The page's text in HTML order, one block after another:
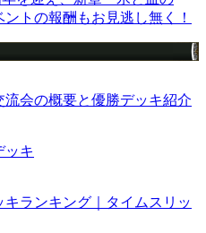
トの報酬もお見逃し無く！
会の概要と優勝デッキ紹介
ッキ
ランキング｜タイムスリッ